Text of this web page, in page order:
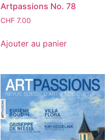
Artpassions No. 78
CHF7.00
Ajouter au panier